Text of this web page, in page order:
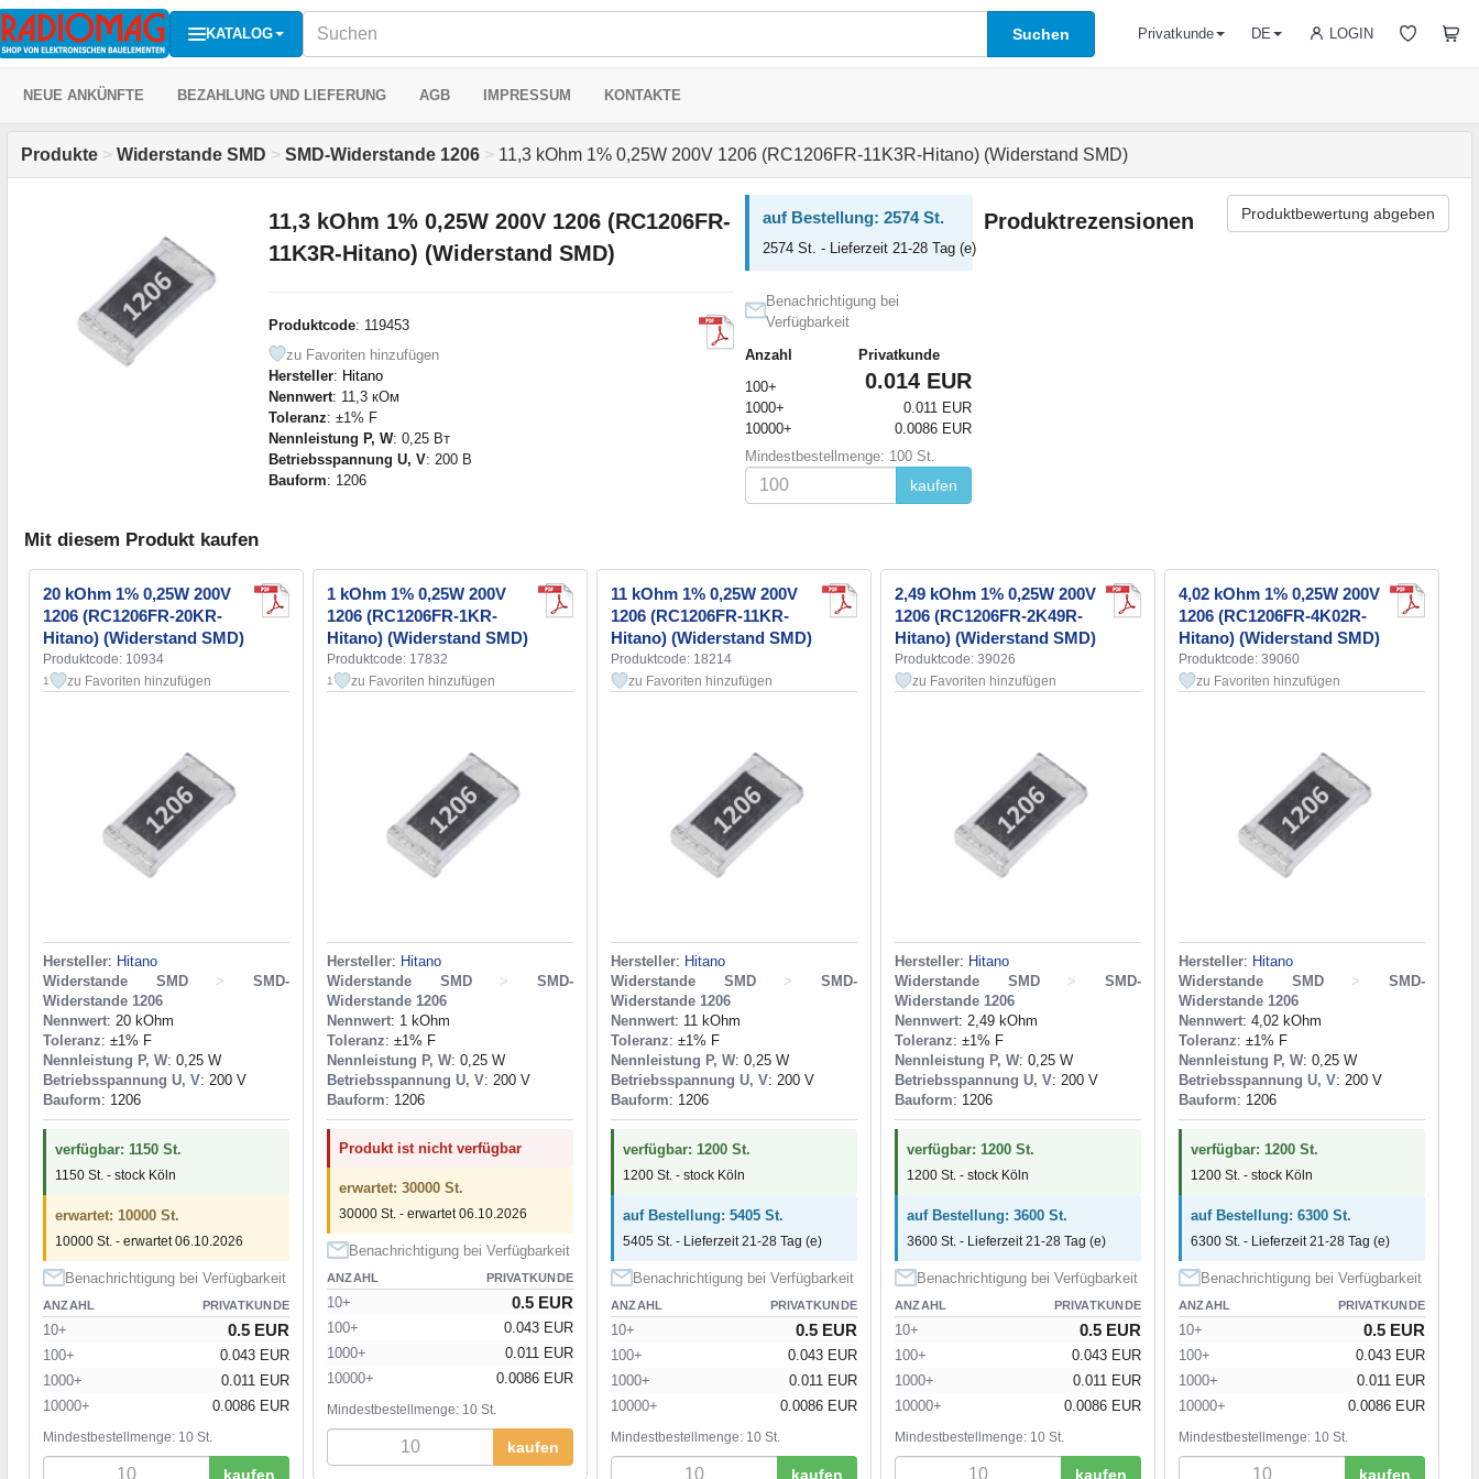
KATALOG Suchen LOGIN
Privatkunde DE
NEUE ANKÜNFTE BEZAHLUNG UND LIEFERUNG AGB IMPRESSUM KONTAKTE
Produkte > Widerstande SMD > SMD-Widerstande 1206 > 11,3 kOhm 1% 0,25W 200V 1206 (RC1206FR-11K3R-Hitano) (Widerstand SMD)
11,3 kOhm 1% 0,25W 200V 1206 (RC1206FR-
11K3R-Hitano) (Widerstand SMD)
Produktcode: 119453
zu Favoriten hinzufügen
Hersteller: Hitano
Nennwert: 11,3 кОм
Toleranz: ±1% F
Nennleistung P, W: 0,25 Вт
Betriebsspannung U, V: 200 В
Bauform: 1206
auf Bestellung: 2574 St.
2574 St. - Lieferzeit 21-28 Tag (e)
Benachrichtigung bei
Verfügbarkeit
Anzahl
Privatkunde
100+
0.014 EUR
1000+
0.011 EUR
10000+
0.0086 EUR
Mindestbestellmenge: 100 St.
kaufen
Produktrezensionen Produktbewertung abgeben
Mit diesem Produkt kaufen
20 kOhm 1% 0,25W 200V
1206 (RC1206FR-20KR-
Hitano) (Widerstand SMD)
Produktcode: 10934
1 zu Favoriten hinzufügen
Hersteller: Hitano
Widerstande SMD
>
SMD-
Widerstande 1206
Nennwert: 20 kOhm
Toleranz: ±1% F
Nennleistung P, W: 0,25 W
Betriebsspannung U, V: 200 V
Bauform: 1206
verfügbar: 1150 St.
1150 St. - stock Köln
erwartet: 10000 St.
10000 St. - erwartet 06.10.2026
Benachrichtigung bei Verfügbarkeit
ANZAHL PRIVATKUNDE
10+ 0.5 EUR
100+
0.043 EUR
1000+
0.011 EUR
10000+
0.0086 EUR
Mindestbestellmenge: 10 St.
kaufen
1 kOhm 1% 0,25W 200V
1206 (RC1206FR-1KR-
Hitano) (Widerstand SMD)
Produktcode: 17832
1 zu Favoriten hinzufügen
Hersteller: Hitano
Widerstande SMD
>
SMD-
Widerstande 1206
Nennwert: 1 kOhm
Toleranz: ±1% F
Nennleistung P, W: 0,25 W
Betriebsspannung U, V: 200 V
Bauform: 1206
Produkt ist nicht verfügbar
erwartet: 30000 St.
30000 St. - erwartet 06.10.2026
Benachrichtigung bei Verfügbarkeit
ANZAHL PRIVATKUNDE
10+ 0.5 EUR
100+
0.043 EUR
1000+
0.011 EUR
10000+
0.0086 EUR
Mindestbestellmenge: 10 St.
kaufen
11 kOhm 1% 0,25W 200V
1206 (RC1206FR-11KR-
Hitano) (Widerstand SMD)
Produktcode: 18214
zu Favoriten hinzufügen
Hersteller: Hitano
Widerstande SMD
>
SMD-
Widerstande 1206
Nennwert: 11 kOhm
Toleranz: ±1% F
Nennleistung P, W: 0,25 W
Betriebsspannung U, V: 200 V
Bauform: 1206
verfügbar: 1200 St.
1200 St. - stock Köln
auf Bestellung: 5405 St.
5405 St. - Lieferzeit 21-28 Tag (e)
Benachrichtigung bei Verfügbarkeit
ANZAHL PRIVATKUNDE
10+ 0.5 EUR
100+
0.043 EUR
1000+
0.011 EUR
10000+
0.0086 EUR
Mindestbestellmenge: 10 St.
kaufen
2,49 kOhm 1% 0,25W 200V
1206 (RC1206FR-2K49R-
Hitano) (Widerstand SMD)
Produktcode: 39026
zu Favoriten hinzufügen
Hersteller: Hitano
Widerstande SMD
>
SMD-
Widerstande 1206
Nennwert: 2,49 kOhm
Toleranz: ±1% F
Nennleistung P, W: 0,25 W
Betriebsspannung U, V: 200 V
Bauform: 1206
verfügbar: 1200 St.
1200 St. - stock Köln
auf Bestellung: 3600 St.
3600 St. - Lieferzeit 21-28 Tag (e)
Benachrichtigung bei Verfügbarkeit
ANZAHL PRIVATKUNDE
10+ 0.5 EUR
100+
0.043 EUR
1000+
0.011 EUR
10000+
0.0086 EUR
Mindestbestellmenge: 10 St.
kaufen
4,02 kOhm 1% 0,25W 200V
1206 (RC1206FR-4K02R-
Hitano) (Widerstand SMD)
Produktcode: 39060
zu Favoriten hinzufügen
Hersteller: Hitano
Widerstande SMD
>
SMD-
Widerstande 1206
Nennwert: 4,02 kOhm
Toleranz: ±1% F
Nennleistung P, W: 0,25 W
Betriebsspannung U, V: 200 V
Bauform: 1206
verfügbar: 1200 St.
1200 St. - stock Köln
auf Bestellung: 6300 St.
6300 St. - Lieferzeit 21-28 Tag (e)
Benachrichtigung bei Verfügbarkeit
ANZAHL PRIVATKUNDE
10+ 0.5 EUR
100+
0.043 EUR
1000+
0.011 EUR
10000+
0.0086 EUR
Mindestbestellmenge: 10 St.
kaufen